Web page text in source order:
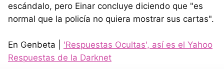
escándalo, pero Einar concluye diciendo que "es
normal que la policía no quiera mostrar sus cartas".
En Genbeta | 'Respuestas Ocultas', así es el Yahoo
Respuestas de la Darknet